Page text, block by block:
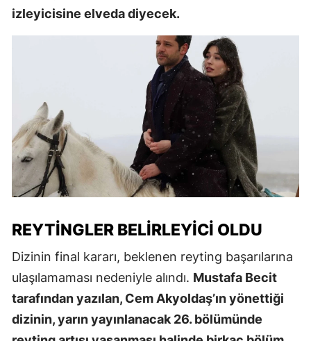
izleyicisine elveda diyecek.
REYTINGLER BELIRLEYICI OLDU
Dizinin final kararı, beklenen reyting başarılarına
ulaşılamaması nedeniyle alındı. Mustafa Becit
tarafından yazılan, Cem Akyoldaş’ın yönettiği
dizinin, yarın yayınlanacak 26. bölümünde